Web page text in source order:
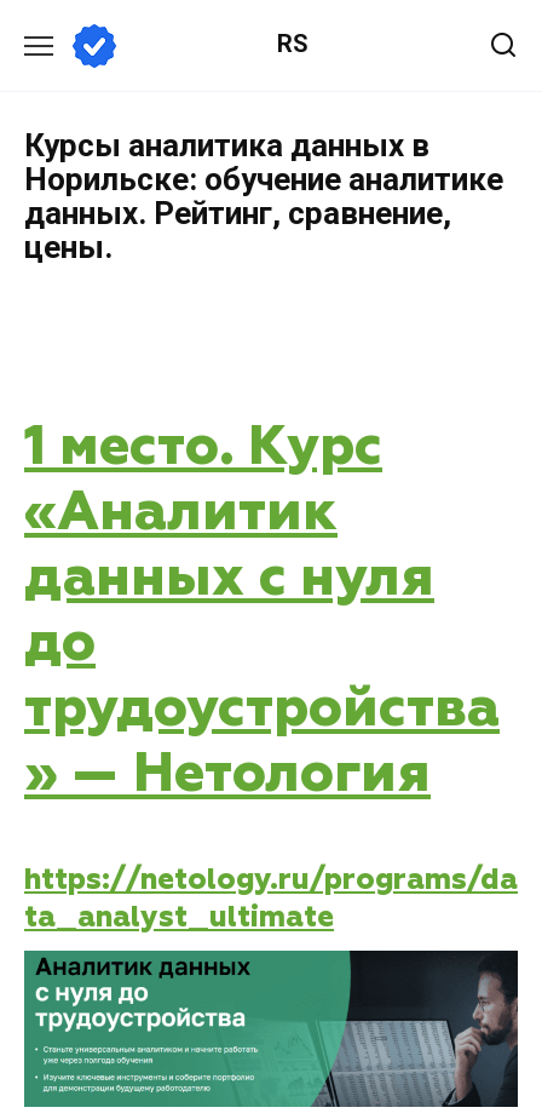
RS
Курсы аналитика данных в
Норильске: обучение аналитике
данных. Рейтинг, сравнение,
цены.
1 место. Курс
«Аналитик
данных с нуля
до
трудоустройства
» — Нетология
https://netology.ru/programs/da
ta_analyst_ultimate